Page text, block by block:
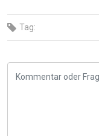
Tag: